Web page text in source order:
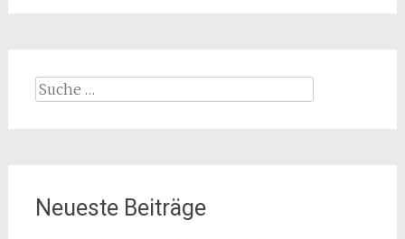
Suche
Neueste Beiträge